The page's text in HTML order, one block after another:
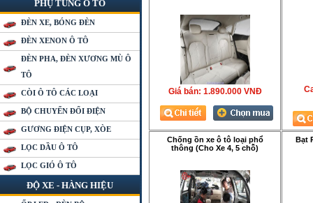
PHỤ TÙNG Ô TÔ
ĐÈN XE, BÓNG ĐÈN
ĐÈN XENON Ô TÔ
ĐÈN PHA, ĐÈN XƯƠNG MÙ Ô
TÔ
CÒI Ô TÔ CÁC LOẠI
BỘ CHUYỂN ĐỔI ĐIỆN
GƯƠNG ĐIỆN CỤP, XÒE
LỌC DẦU Ô TÔ
LỌC GIÓ Ô TÔ
ĐỘ XE - HÀNG HIỆU
Giá bán: 1.890.000 VNÐ
Chống ồn xe ô tô loại phổ
thông (Cho Xe 4, 5 chỗ)
Bạt